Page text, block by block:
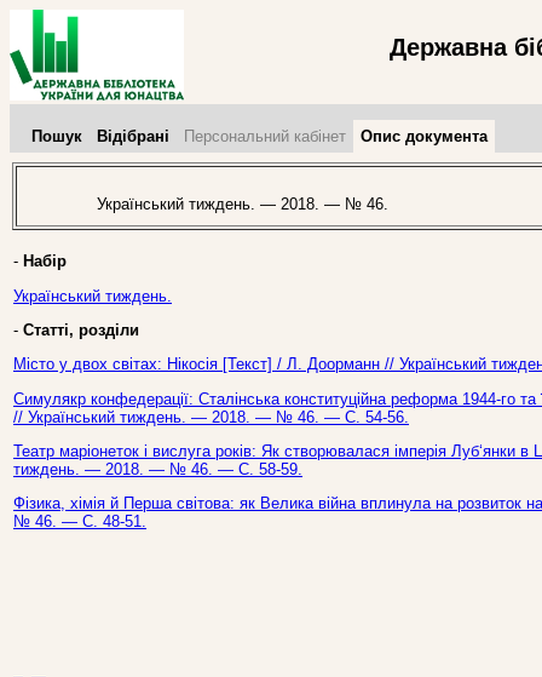
Державна
Пошук Відібрані Персональний кабінет Опис документа
Український тиждень. — 2018. — № 46.
- Набір
Український тиждень.
- Статті, розділи
Місто у двох світах: Нікосія [Текст] / Л. Доорманн // Український
Симулякр конфедерації: Сталінська конституційна реформа 1944-го
// Український тиждень. — 2018. — № 46. — С. 54-56.
Театр маріонеток і вислуга років: Як створювалася імперія Луб‘янки
тиждень. — 2018. — № 46. — С. 58-59.
Фізика, хімія й Перша світова: як Велика війна вплинула на
№ 46. — С. 48-51.